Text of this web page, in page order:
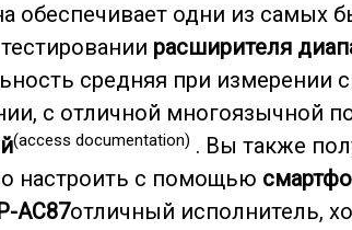
обеспечивает одни из самых
расширителя
средняя при измерении
с отличной многоязычной
(access documentation) . Вы также
настроить с помощью
AC87отличный исполнитель,